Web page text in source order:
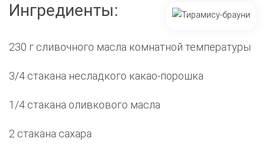
Ингредиенты:
230 г сливочного масла комнатной температуры
3/4 стакана несладкого какао-порошка
1/4 стакана оливкового масла
2 стакана сахара